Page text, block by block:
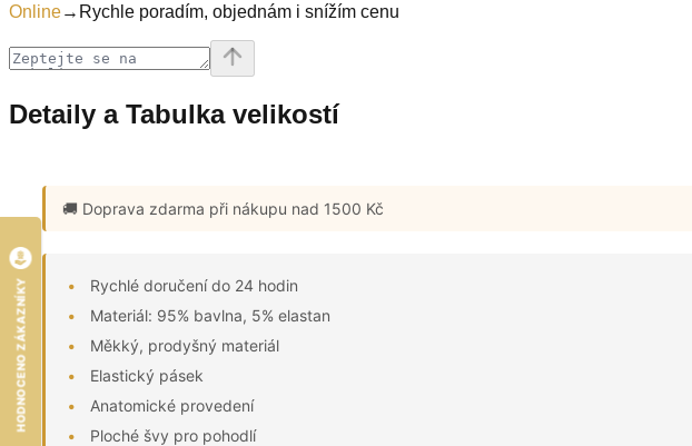
Online→ Rychle poradím, objednám i snížím cenu
Detaily a Tabulka velikostí
🚚 Doprava zdarma při nákupu nad 1500 Kč
Rychlé doručení do 24 hodin
Materiál: 95% bavlna, 5% elastan
Měkký, prodyšný materiál
Elastický pásek
Anatomické provedení
Ploché švy pro pohodlí
HODNOCENO ZÁKAZNÍKY